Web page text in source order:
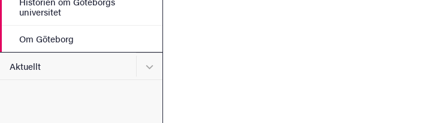
universitet
Om Göteborg
Aktuellt Undermeny för Aktuellt